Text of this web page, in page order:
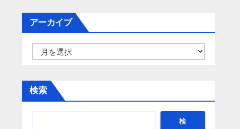
アーカイブ
カ
イ
検索
検